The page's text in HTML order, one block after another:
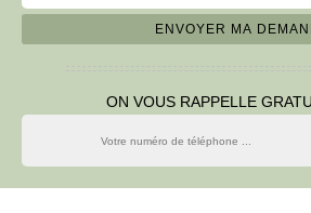
ON VOUS RAPPELLE